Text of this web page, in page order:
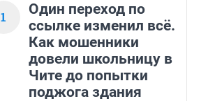
1
Один переход по
ссылке изменил всё.
Как мошенники
довели школьницу в
Чите до попытки
поджога здания